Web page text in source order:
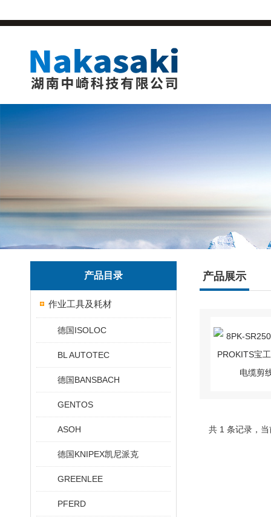
产品目录
作业工具及耗材
德国ISOLOC
BL AUTOTEC
德国BANSBACH
GENTOS
ASOH
德国KNIPEX凯尼派克
GREENLEE
PFERD
产品展示
共 1 条记录，